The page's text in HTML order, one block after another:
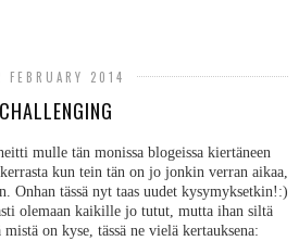
FEBRUARY 2014
CHALLENGING
mulle tän monissa blogeissa kiertäneen
kun tein tän on jo jonkin verran aikaa,
Onhan tässä nyt taas uudet kysymyksetkin!:)
olemaan kaikille jo tutut, mutta ihan siltä
on kyse, tässä ne vielä kertauksena: